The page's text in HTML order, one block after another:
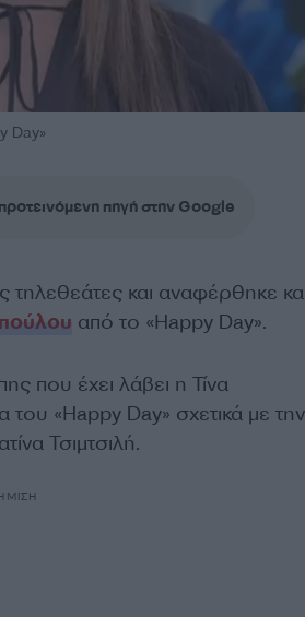
Day»
πηγή στην Google
τηλεθεάτες και αναφέρθηκε
από το «Happy Day».
που έχει λάβει η Τίνα
«Happy Day» σχετικά με την
Τσιμτσιλή.